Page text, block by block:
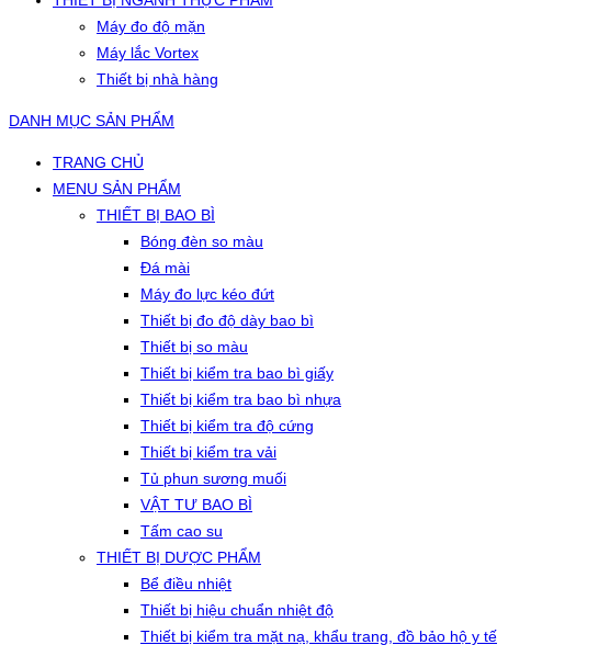
Máy đo độ mặn
Máy lắc Vortex
Thiết bị nhà hàng
DANH MỤC SẢN PHẨM
TRANG CHỦ
MENU SẢN PHẨM
THIẾT BỊ BAO BÌ
Bóng đèn so màu
Đá mài
Máy đo lực kéo đứt
Thiết bị đo độ dày bao bì
Thiết bị so màu
Thiết bị kiểm tra bao bì giấy
Thiết bị kiểm tra bao bì nhựa
Thiết bị kiểm tra độ cứng
Thiết bị kiểm tra vải
Tủ phun sương muối
VẬT TƯ BAO BÌ
Tấm cao su
THIẾT BỊ DƯỢC PHẨM
Bể điều nhiệt
Thiết bị hiệu chuẩn nhiệt độ
Thiết bị kiểm tra mặt nạ, khẩu trang, đồ bảo hộ y tế